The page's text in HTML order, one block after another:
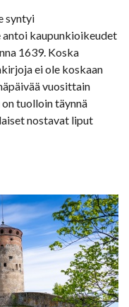
syntyi
antoi kaupunkioikeudet
1639. Koska
ei ole koskaan
vuosittain
tuolloin täynnä
nostavat liput